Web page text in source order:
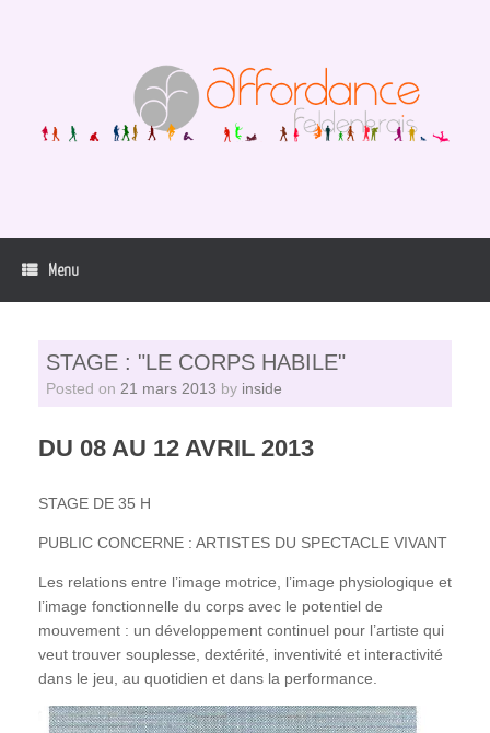
Menu
STAGE : "LE CORPS HABILE"
Posted on 21 mars 2013 by inside
DU 08 AU 12 AVRIL 2013
STAGE DE 35 H
PUBLIC CONCERNE : ARTISTES DU SPECTACLE VIVANT
Les relations entre l’image motrice, l’image physiologique et
l’image fonctionnelle du corps avec le potentiel de
mouvement : un développement continuel pour l’artiste qui
veut trouver souplesse, dextérité, inventivité et interactivité
dans le jeu, au quotidien et dans la performance.